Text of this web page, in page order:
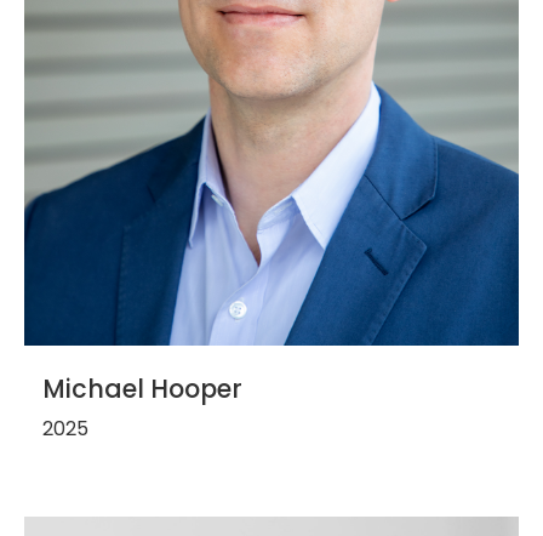
Michael Hooper
2025